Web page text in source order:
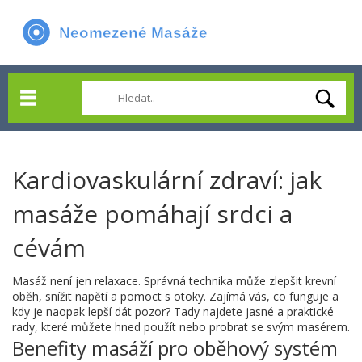
Kardiovaskulární zdraví: jak
masáže pomáhají srdci a
cévám
Masáž není jen relaxace. Správná technika může zlepšit krevní
oběh, snížit napětí a pomoct s otoky. Zajímá vás, co funguje a
kdy je naopak lepší dát pozor? Tady najdete jasné a praktické
rady, které můžete hned použít nebo probrat se svým masérem.
Benefity masáží pro oběhový systém